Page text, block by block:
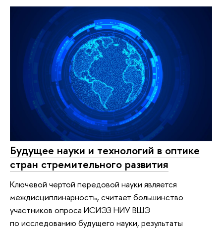
Будущее науки и технологий в оптике
стран стремительного развития
Ключевой чертой передовой науки является
междисциплинарность, считает большинство
участников опроса ИСИЭЗ НИУ ВШЭ
по исследованию будущего науки, результаты